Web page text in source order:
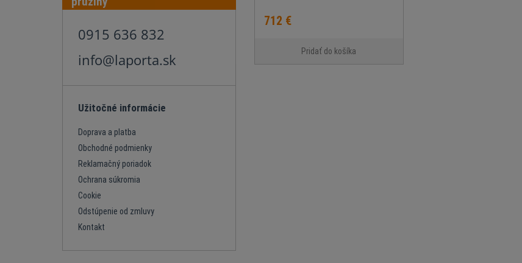
0915 636 832
info@laporta.sk
Užitočné informácie
Doprava a platba
Obchodné podmienky
Reklamačný poriadok
Ochrana súkromia
Cookie
Odstúpenie od zmluvy
Kontakt
712 €
Pridať do košíka